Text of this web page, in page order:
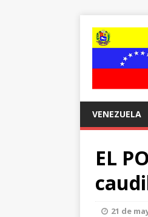
VENEZUELA
EL
21 de